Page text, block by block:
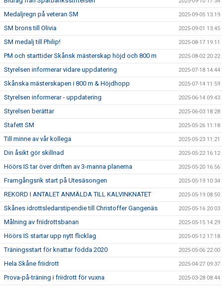
Medaljregn på veteran SM 2025-09-05 13:19
SM brons till Olivia 2025-09-01 13:45
SM medalj till Philip! 2025-08-17 19:11
PM och starttider Skånsk mästerskap höjd och 800 m 2025-08-02 20:22
Styrelsen informerar vidare uppdatering 2025-07-18 14:44
Skånska mästerskapen i 800 m & Höjdhopp 2025-07-14 11:59
Styrelsen informerar - uppdatering 2025-06-14 09:43
Styrelsen berättar 2025-06-03 18:28
Stafett SM 2025-05-26 11:18
Till minne av vår kollega 2025-05-23 11:21
Din åsikt gör skillnad 2025-05-22 16:12
Höörs IS tar över driften av 3-manna planerna 2025-05-20 16:56
Framgångsrik start på Utesäsongen 2025-05-19 10:34
REKORD I ANTALET ANMÄLDA TILL KALVINKNATET 2025-05-19 08:50
Skånes idrottsledarstipendie till Christoffer Gangenäs 2025-05-16 20:03
Målning av friidrottsbanan 2025-05-15 14:29
Höörs IS startar upp nytt flicklag 2025-05-12 17:18
Träningsstart för knattar födda 2020 2025-05-06 22:00
Hela Skåne friidrott 2025-04-27 09:37
Prova-på-träning i friidrott för vuxna 2025-03-28 08:44